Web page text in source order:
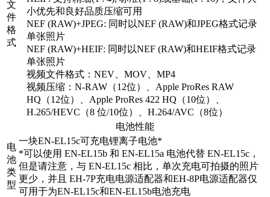
文
件
格
式
小优先和良好品质压缩可用
NEF (RAW)+JPEG: 同时以NEF (RAW)和JPEG格式记录
单张照片
NEF (RAW)+HEIF: 同时以NEF (RAW)和HEIF格式记录
单张照片
视频文件格式：NEV、MOV、MP4
视频压缩：N-RAW（12位）、Apple ProRes RAW
HQ（12位）、Apple ProRes 422 HQ（10位）、
H.265/HEVC（8 位/10位）、H.264/AVC（8位）
电池性能
电
池
类
型
一块EN-EL15c可充电锂离子电池*
*可以使用 EN-EL15b 和 EN-EL15a 电池代替 EN-EL15c，
但是请注意，与 EN-EL15c 相比，单次充电可拍摄的照片
更少，并且 EH-7P充电电源适配器和EH-8P电源适配器仅
可用于为EN-EL15c和EN-EL15b电池充电